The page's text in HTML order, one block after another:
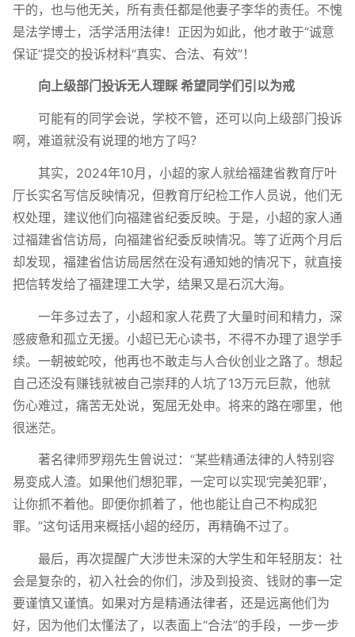
干的，也与他无关，所有责任都是他妻子李华的责任。不愧
是法学博士，活学活用法律！正因为如此，他才敢于“诚意
保证”提交的投诉材料“真实、合法、有效”！
向上级部门投诉无人理睬 希望同学们引以为戒
可能有的同学会说，学校不管，还可以向上级部门投诉
啊，难道就没有说理的地方了吗？
其实，2024年10月，小超的家人就给福建省教育厅叶
厅长实名写信反映情况，但教育厅纪检工作人员说，他们无
权处理，建议他们向福建省纪委反映。于是，小超的家人通
过福建省信访局，向福建省纪委反映情况。等了近两个月后
却发现，福建省信访局居然在没有通知她的情况下，就直接
把信转发给了福建理工大学，结果又是石沉大海。
一年多过去了，小超和家人花费了大量时间和精力，深
感疲惫和孤立无援。小超已无心读书，不得不办理了退学手
续。一朝被蛇咬，他再也不敢走与人合伙创业之路了。想起
自己还没有赚钱就被自己崇拜的人坑了13万元巨款，他就
伤心难过，痛苦无处说，冤屈无处申。将来的路在哪里，他
很迷茫。
著名律师罗翔先生曾说过：“某些精通法律的人特别容
易变成人渣。如果他们想犯罪，一定可以实现‘完美犯罪’，
让你抓不着他。即便你抓着了，他也能让自己不构成犯
罪。”这句话用来概括小超的经历，再精确不过了。
最后，再次提醒广大涉世未深的大学生和年轻朋友：社
会是复杂的，初入社会的你们，涉及到投资、钱财的事一定
要谨慎又谨慎。如果对方是精通法律者，还是远离他们为
好，因为他们太懂法了，以表面上“合法”的手段，一步一步